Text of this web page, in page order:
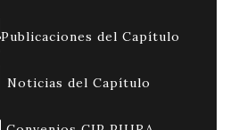
Publicaciones del Capítulo
Noticias del Capítulo